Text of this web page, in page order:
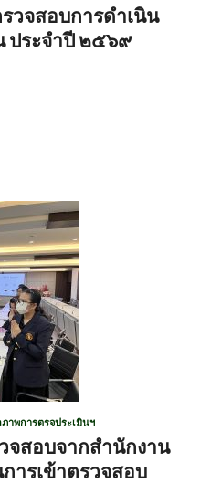
วจสอบการดำเนิน
ประจำปี ๒๕๖๙
าพการตรจประเมินฯ
จสอบจากสำนักงาน
ารเข้าตรวจสอบ